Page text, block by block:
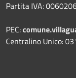
Partita IVA:
PEC:
Centralino Unico: